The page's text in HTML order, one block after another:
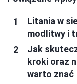
Litania w
modlitwy i
Jak
kroki oraz
warto znać